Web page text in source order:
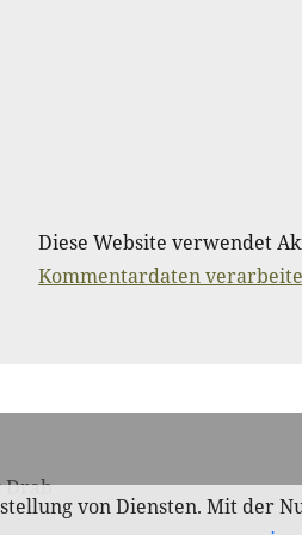
Diese Website verwendet
Kommentardaten
Drab
von Diensten. Mit der